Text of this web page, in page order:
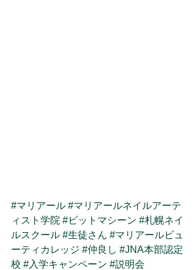
#マリアール #マリアールネイルアーテ
ィスト学院 #ビットマシーン #札幌ネイ
ルスクール #生徒さん #マリアールビュ
ーティカレッジ #仲良し #JNA本部認定
校 #入学キャンペーン #説明会